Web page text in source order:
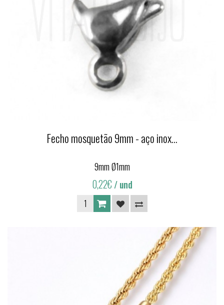
Fecho mosquetão 9mm - aço inox...
9mm Ø1mm
0,22€/ und